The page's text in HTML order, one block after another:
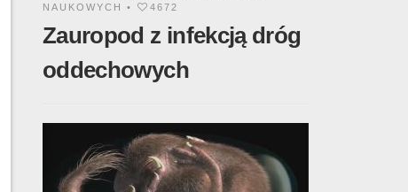
NAUKOWYCH
• 4672
Zauropod z infekcją dróg
oddechowych